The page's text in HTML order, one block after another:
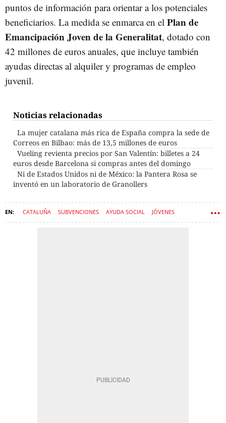
puntos de información para orientar a los potenciales
beneficiarios. La medida se enmarca en el Plan de
Emancipación Joven de la Generalitat, dotado con
42 millones de euros anuales, que incluye también
ayudas directas al alquiler y programas de empleo
juvenil.
Noticias relacionadas
La mujer catalana más rica de España compra la sede de
Correos en Bilbao: más de 13,5 millones de euros
Vueling revienta precios por San Valentín: billetes a 24
euros desde Barcelona si compras antes del domingo
Ni de Estados Unidos ni de México: la Pantera Rosa se
inventó en un laboratorio de Granollers
CATALUÑA SUBVENCIONES AYUDA SOCIAL JÓVENES